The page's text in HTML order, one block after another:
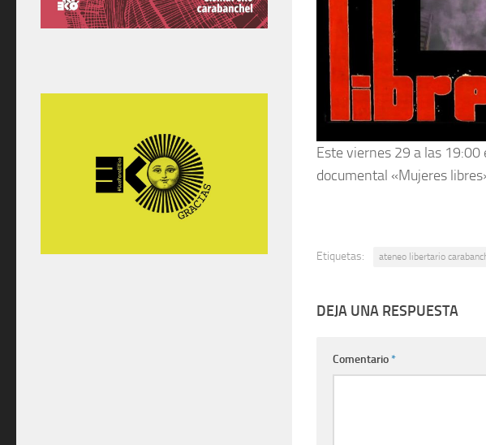
Este viernes 29 a las
documental «Mujeres
Etiquetas: ateneo libertario
DEJA UNA RESPUESTA
Comentario*